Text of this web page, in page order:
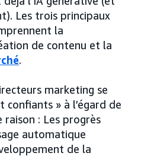
Les trois principaux
la
de contenu et la
.
marketing se
» à l’égard de
raison : Les progrès
automatique
de la